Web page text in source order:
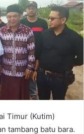
Timur (Kutim)
tambang batu bara.